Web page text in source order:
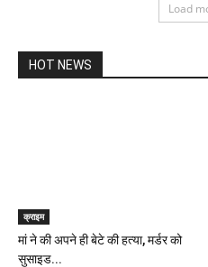
Load
HOT NEWS
क्राइम
मां ने की अपने ही बेटे की हत्या, मर्डर को
सुसाइड...